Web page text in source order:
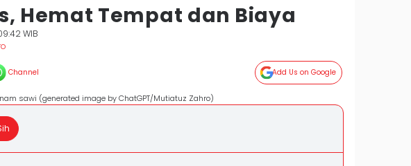
Hemat Tempat dan Biaya
WIB
Channel Add Us on Google
sawi (generated image by ChatGPT/Mutiatuz Zahro)